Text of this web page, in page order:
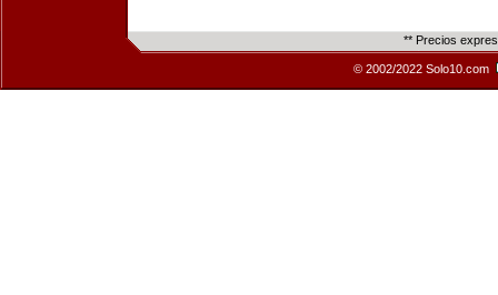
** Precios
© 2002/2022 Solo10.com